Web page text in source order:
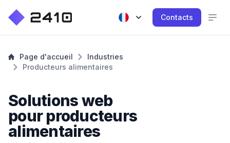
Contacts
Page d'accueil
Industries
Producteurs alimentaires
Solutions web
pour producteurs
alimentaires